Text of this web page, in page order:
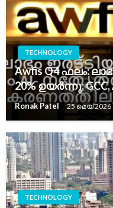
TECHNOLOGY
Awfis Q4 ഫലം:
20% ഉയർന്നു;
Ronak Patel 25 മെയ്‌ 2026
TECHNOLOGY